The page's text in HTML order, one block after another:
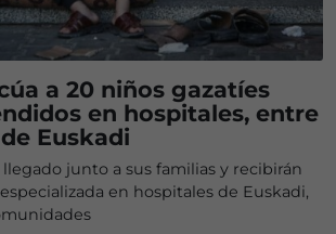
a 20 niños gazatíes
en hospitales, entre
Euskadi
junto a sus familias y recibirán
en hospitales de Euskadi,